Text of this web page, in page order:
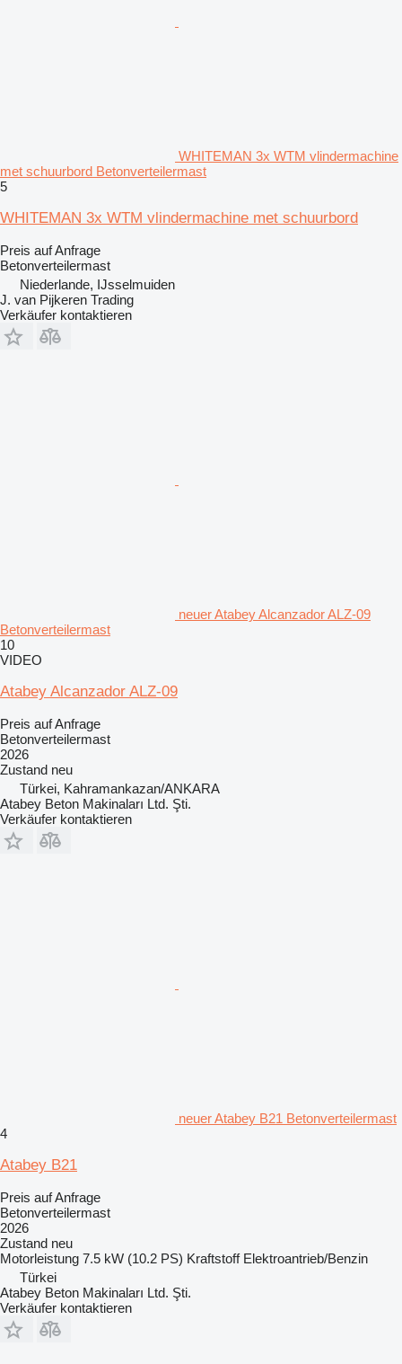
WHITEMAN 3x WTM vlindermachine
met schuurbord Betonverteilermast
5
WHITEMAN 3x WTM vlindermachine met schuurbord
Preis auf Anfrage
Betonverteilermast
Niederlande, IJsselmuiden
J. van Pijkeren Trading
Verkäufer kontaktieren
neuer Atabey Alcanzador ALZ-09
Betonverteilermast
10
VIDEO
Atabey Alcanzador ALZ-09
Preis auf Anfrage
Betonverteilermast
2026
Zustand neu
Türkei, Kahramankazan/ANKARA
Atabey Beton Makinaları Ltd. Şti.
Verkäufer kontaktieren
neuer Atabey B21 Betonverteilermast
4
Atabey B21
Preis auf Anfrage
Betonverteilermast
2026
Zustand neu
Motorleistung 7.5 kW (10.2 PS) Kraftstoff Elektroantrieb/Benzin
Türkei
Atabey Beton Makinaları Ltd. Şti.
Verkäufer kontaktieren